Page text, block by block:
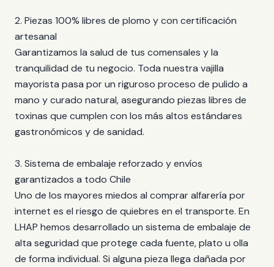
2. Piezas 100% libres de plomo y con certificación
artesanal
Garantizamos la salud de tus comensales y la
tranquilidad de tu negocio. Toda nuestra vajilla
mayorista pasa por un riguroso proceso de pulido a
mano y curado natural, asegurando piezas libres de
toxinas que cumplen con los más altos estándares
gastronómicos y de sanidad.
3. Sistema de embalaje reforzado y envíos
garantizados a todo Chile
Uno de los mayores miedos al comprar alfarería por
internet es el riesgo de quiebres en el transporte. En
LHAP hemos desarrollado un sistema de embalaje de
alta seguridad que protege cada fuente, plato u olla
de forma individual. Si alguna pieza llega dañada por